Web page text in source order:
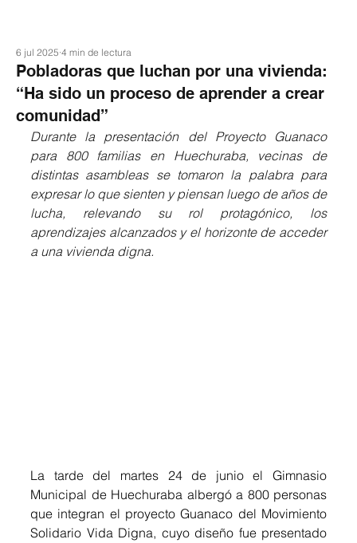
Pobladoras que luchan por una vivienda:
“Ha sido un proceso de aprender a crear
comunidad”
6 jul 2025 4 min de lectura
Durante la presentación del Proyecto Guanaco
para 800 familias en Huechuraba, vecinas de
distintas asambleas se tomaron la palabra para
expresar lo que sienten y piensan luego de años de
lucha, relevando su rol protagónico, los
aprendizajes alcanzados y el horizonte de acceder
a una vivienda digna.
La tarde del martes 24 de junio el Gimnasio
Municipal de Huechuraba albergó a 800 personas
que integran el proyecto Guanaco del Movimiento
Solidario Vida Digna, cuyo diseño fue presentado